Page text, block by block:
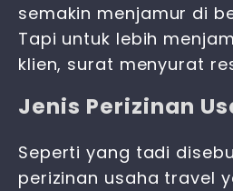
semakin menjamur di
Tapi untuk lebih
klien, surat menyurat
Jenis Perizinan
Seperti yang tadi
perizinan usaha travel